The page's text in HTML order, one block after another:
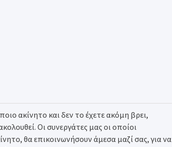
ακίνητο και δεν το έχετε ακόμη βρει,
Οι συνεργάτες μας οι οποίοι
θα επικοινωνήσουν άμεσα μαζί σας, για να